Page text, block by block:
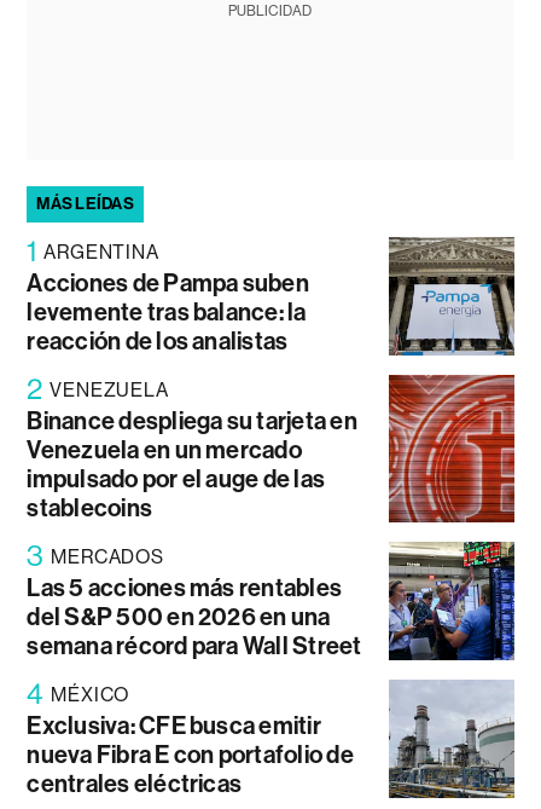
PUBLICIDAD
MÁS LEÍDAS
1 ARGENTINA
Acciones de Pampa suben
levemente tras balance: la
reacción de los analistas
2 VENEZUELA
Binance despliega su tarjeta en
Venezuela en un mercado
impulsado por el auge de las
stablecoins
3 MERCADOS
Las 5 acciones más rentables
del S&P 500 en 2026 en una
semana récord para Wall Street
4 MÉXICO
Exclusiva: CFE busca emitir
nueva Fibra E con portafolio de
centrales eléctricas